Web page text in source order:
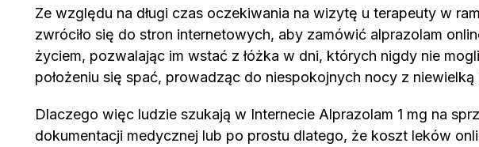
Ze względu na długi czas oczekiwania na wizytę u terapeuty w
zwróciło się do stron internetowych, aby zamówić alprazolam
życiem, pozwalając im wstać z łóżka w dni, których nigdy nie
położeniu się spać, prowadząc do niespokojnych nocy z
Dlaczego więc ludzie szukają w Internecie Alprazolam 1 mg na
dokumentacji medycznej lub po prostu dlatego, że koszt leków